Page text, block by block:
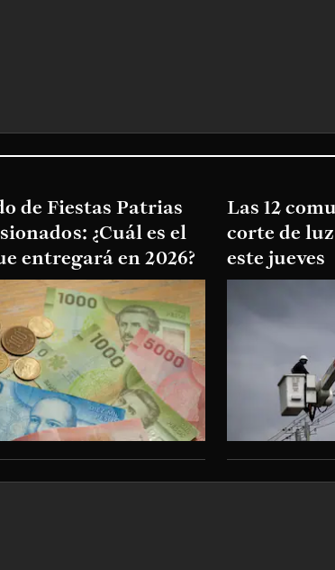
de Fiestas Patrias
¿Cuál es el
entregará en 2026?
Las 12
corte de
este jueves